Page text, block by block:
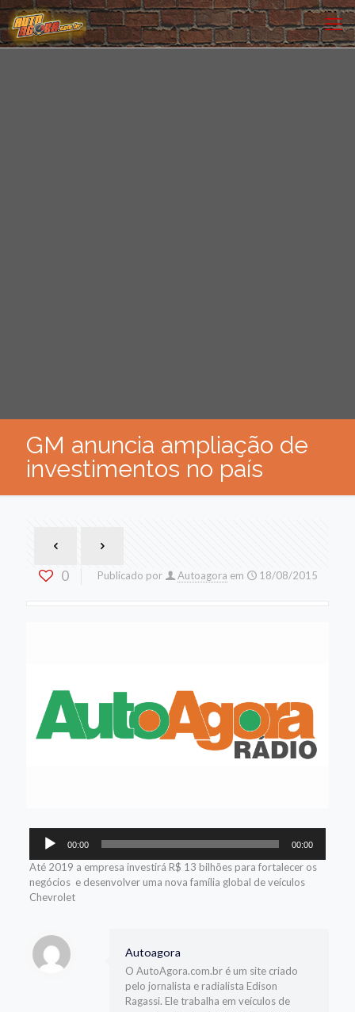
GM anuncia ampliação de
investimentos no país
0 Publicado por Autoagora em 18/08/2015
Tocador
áudio
00:00 00:00
Até 2019 a empresa investirá R$ 13 bilhões para fortalecer os
negócios e desenvolver uma nova família global de veículos
Chevrolet
Autoagora
O AutoAgora.com.br é um site criado
pelo jornalista e radialista Edison
Ragassi. Ele trabalha em veículos de